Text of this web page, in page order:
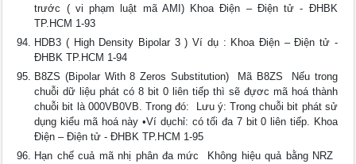
trước ( vi phạm luật mã AMI) Khoa Điện – Điện tử - ĐHBK
TP.HCM 1-93
HDB3 ( High Density Bipolar 3 ) Ví dụ : Khoa Điện – Điện tử -
ĐHBK TP.HCM 1-94
B8ZS (Bipolar With 8 Zeros Substitution)  Mã B8ZS  Nếu trong
chuỗi dữ liệu phát có 8 bit 0 liên tiếp thì sẽ đựơc mã hoá thành
chuỗi bit là 000VB0VB. Trong đó:  Lưu ý: Trong chuỗi bit phát sử
dụng kiểu mã hoá này •Ví dụchỉ: có tối đa 7 bit 0 liên tiếp. Khoa
Điện – Điện tử - ĐHBK TP.HCM 1-95
Hạn chế cuả mã nhị phân đa mức  Không hiệu quả bằng NRZ 